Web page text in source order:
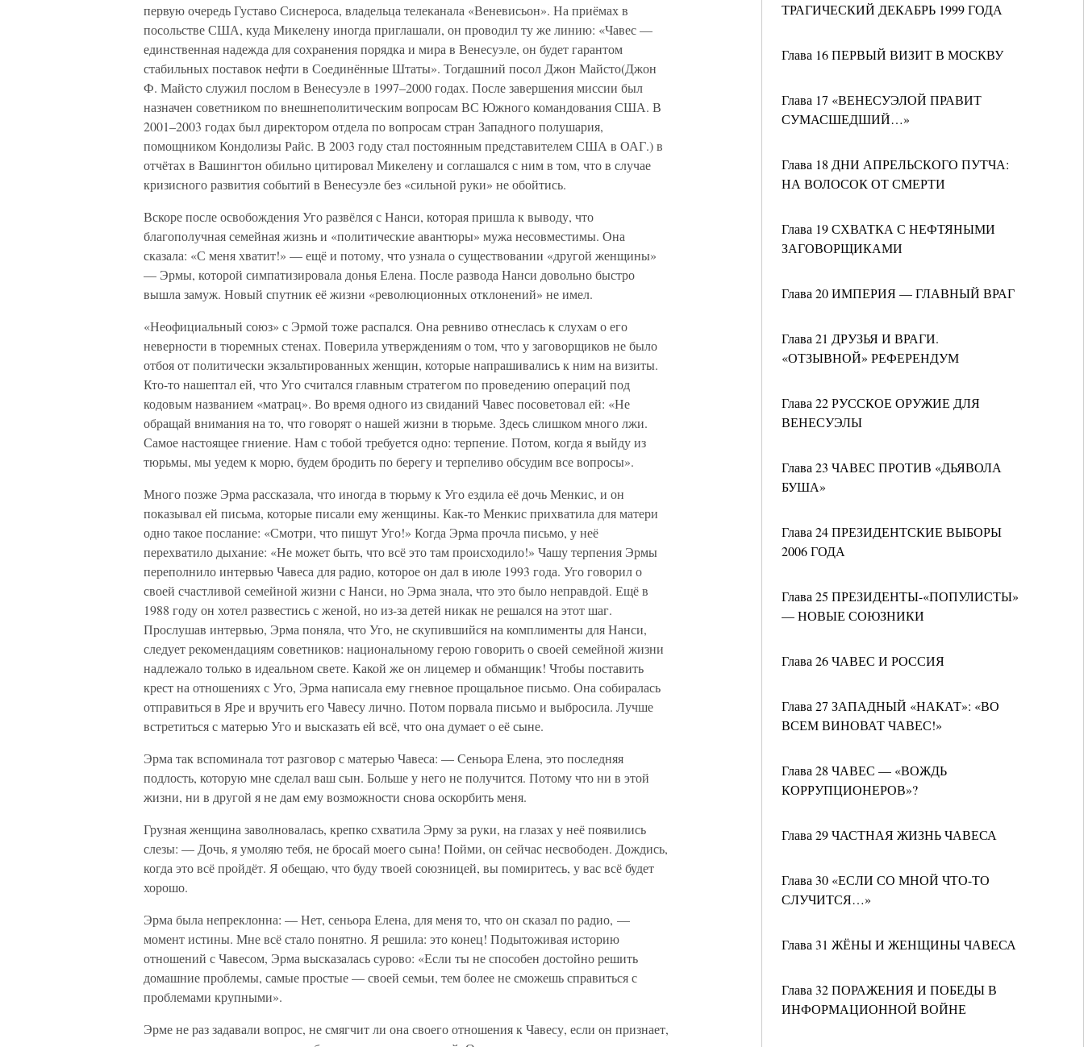
ТРАГИЧЕСКИЙ ДЕКАБРЬ 1999 ГОДА
Глава 16 ПЕРВЫЙ ВИЗИТ В МОСКВУ
Глава 17 «ВЕНЕСУЭЛОЙ ПРАВИТ
СУМАСШЕДШИЙ…»
Глава 18 ДНИ АПРЕЛЬСКОГО ПУТЧА:
НА ВОЛОСОК ОТ СМЕРТИ
Глава 19 СХВАТКА С НЕФТЯНЫМИ
ЗАГОВОРЩИКАМИ
Глава 20 ИМПЕРИЯ — ГЛАВНЫЙ ВРАГ
Глава 21 ДРУЗЬЯ И ВРАГИ.
«ОТЗЫВНОЙ» РЕФЕРЕНДУМ
Глава 22 РУССКОЕ ОРУЖИЕ ДЛЯ
ВЕНЕСУЭЛЫ
Глава 23 ЧАВЕС ПРОТИВ «ДЬЯВОЛА
БУША»
Глава 24 ПРЕЗИДЕНТСКИЕ ВЫБОРЫ
2006 ГОДА
Глава 25 ПРЕЗИДЕНТЫ-«ПОПУЛИСТЫ»
— НОВЫЕ СОЮЗНИКИ
Глава 26 ЧАВЕС И РОССИЯ
Глава 27 ЗАПАДНЫЙ «НАКАТ»: «ВО
ВСЕМ ВИНОВАТ ЧАВЕС!»
Глава 28 ЧАВЕС — «ВОЖДЬ
КОРРУПЦИОНЕРОВ»?
Глава 29 ЧАСТНАЯ ЖИЗНЬ ЧАВЕСА
Глава 30 «ЕСЛИ СО МНОЙ ЧТО-ТО
СЛУЧИТСЯ…»
Глава 31 ЖЁНЫ И ЖЕНЩИНЫ ЧАВЕСА
Глава 32 ПОРАЖЕНИЯ И ПОБЕДЫ В
ИНФОРМАЦИОННОЙ ВОЙНЕ
первую очередь Густаво Сиснероса, владельца телеканала «Веневисьон». На приёмах в
посольстве США, куда Микелену иногда приглашали, он проводил ту же линию: «Чавес —
единственная надежда для сохранения порядка и мира в Венесуэле, он будет гарантом
стабильных поставок нефти в Соединённые Штаты». Тогдашний посол Джон Майсто(Джон
Ф. Майсто служил послом в Венесуэле в 1997–2000 годах. После завершения миссии был
назначен советником по внешнеполитическим вопросам ВС Южного командования США. В
2001–2003 годах был директором отдела по вопросам стран Западного полушария,
помощником Кондолизы Райс. В 2003 году стал постоянным представителем США в ОАГ.) в
отчётах в Вашингтон обильно цитировал Микелену и соглашался с ним в том, что в случае
кризисного развития событий в Венесуэле без «сильной руки» не обойтись.
Вскоре после освобождения Уго развёлся с Нанси, которая пришла к выводу, что
благополучная семейная жизнь и «политические авантюры» мужа несовместимы. Она
сказала: «С меня хватит!» — ещё и потому, что узнала о существовании «другой женщины»
— Эрмы, которой симпатизировала донья Елена. После развода Нанси довольно быстро
вышла замуж. Новый спутник её жизни «революционных отклонений» не имел.
«Неофициальный союз» с Эрмой тоже распался. Она ревниво отнеслась к слухам о его
неверности в тюремных стенах. Поверила утверждениям о том, что у заговорщиков не было
отбоя от политически экзальтированных женщин, которые напрашивались к ним на визиты.
Кто-то нашептал ей, что Уго считался главным стратегом по проведению операций под
кодовым названием «матрац». Во время одного из свиданий Чавес посоветовал ей: «Не
обращай внимания на то, что говорят о нашей жизни в тюрьме. Здесь слишком много лжи.
Самое настоящее гниение. Нам с тобой требуется одно: терпение. Потом, когда я выйду из
тюрьмы, мы уедем к морю, будем бродить по берегу и терпеливо обсудим все вопросы».
Много позже Эрма рассказала, что иногда в тюрьму к Уго ездила её дочь Менкис, и он
показывал ей письма, которые писали ему женщины. Как-то Менкис прихватила для матери
одно такое послание: «Смотри, что пишут Уго!» Когда Эрма прочла письмо, у неё
перехватило дыхание: «Не может быть, что всё это там происходило!» Чашу терпения Эрмы
переполнило интервью Чавеса для радио, которое он дал в июле 1993 года. Уго говорил о
своей счастливой семейной жизни с Нанси, но Эрма знала, что это было неправдой. Ещё в
1988 году он хотел развестись с женой, но из-за детей никак не решался на этот шаг.
Прослушав интервью, Эрма поняла, что Уго, не скупившийся на комплименты для Нанси,
следует рекомендациям советников: национальному герою говорить о своей семейной жизни
надлежало только в идеальном свете. Какой же он лицемер и обманщик! Чтобы поставить
крест на отношениях с Уго, Эрма написала ему гневное прощальное письмо. Она собиралась
отправиться в Яре и вручить его Чавесу лично. Потом порвала письмо и выбросила. Лучше
встретиться с матерью Уго и высказать ей всё, что она думает о её сыне.
Эрма так вспоминала тот разговор с матерью Чавеса: — Сеньора Елена, это последняя
подлость, которую мне сделал ваш сын. Больше у него не получится. Потому что ни в этой
жизни, ни в другой я не дам ему возможности снова оскорбить меня.
Грузная женщина заволновалась, крепко схватила Эрму за руки, на глазах у неё появились
слезы: — Дочь, я умоляю тебя, не бросай моего сына! Пойми, он сейчас несвободен. Дождись,
когда это всё пройдёт. Я обещаю, что буду твоей союзницей, вы помиритесь, у вас всё будет
хорошо.
Эрма была непреклонна: — Нет, сеньора Елена, для меня то, что он сказал по радио, —
момент истины. Мне всё стало понятно. Я решила: это конец! Подытоживая историю
отношений с Чавесом, Эрма высказалась сурово: «Если ты не способен достойно решить
домашние проблемы, самые простые — своей семьи, тем более не сможешь справиться с
проблемами крупными».
Эрме не раз задавали вопрос, не смягчит ли она своего отношения к Чавесу, если он признает,